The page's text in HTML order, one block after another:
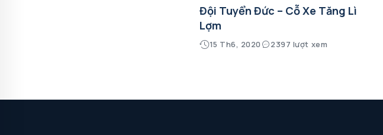
Đội Tuyển Đức – Cỗ Xe Tăng Lì
Lợm
15 Th6, 2020 2397 lượt xem